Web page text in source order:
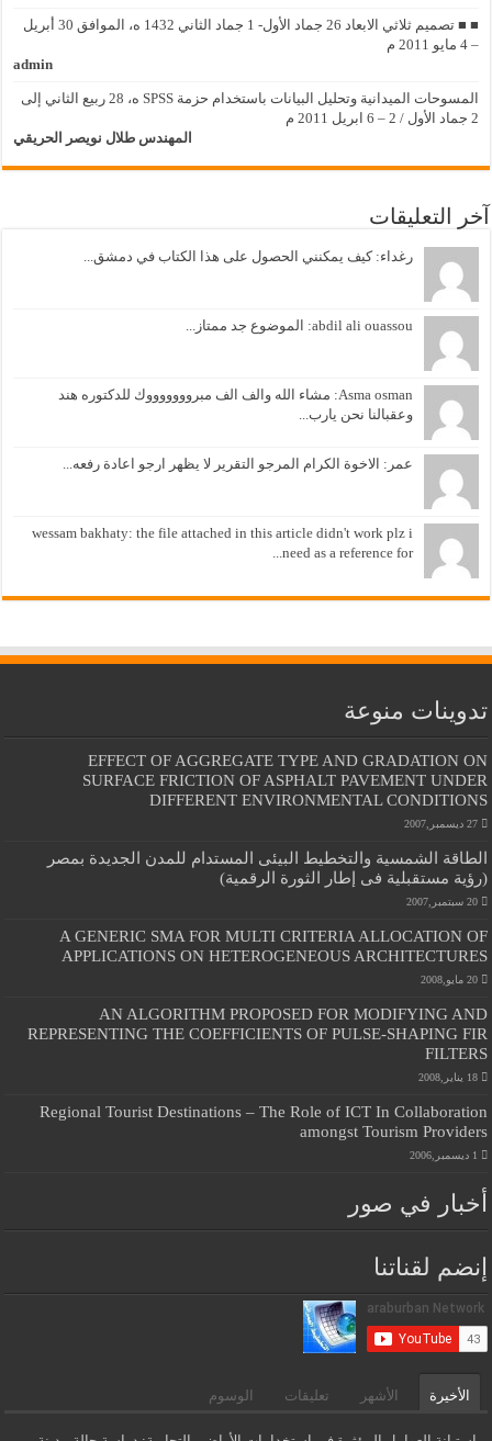
■ ■ تصميم ثلاثي الابعاد 26 جماد الأول- 1 جماد الثاني 1432 ه، الموافق 30 أبريل
– 4 مايو 2011 م
admin
المسوحات الميدانية وتحليل البيانات باستخدام حزمة SPSS ه، 28 ربيع الثاني إلى
2 جماد الأول / 2 – 6 ابريل 2011 م
المهندس طلال نويصر الحريقي
آخر التعليقات
رغداء: كيف يمكنني الحصول على هذا الكتاب في دمشق...
abdil ali ouassou: الموضوع جد ممتاز...
Asma osman: مشاء الله والف الف مبروووووووك للدكتوره هند
وعقبالنا نحن يارب...
عمر: الاخوة الكرام المرجو التقرير لا يظهر ارجو اعادة رفعه...
wessam bakhaty: the file attached in this article didn't work plz i
need as a reference for...
تدوينات منوعة
EFFECT OF AGGREGATE TYPE AND GRADATION ON
SURFACE FRICTION OF ASPHALT PAVEMENT UNDER
DIFFERENT ENVIRONMENTAL CONDITIONS
27 ديسمبر,2007
الطاقة الشمسية والتخطيط البيئى المستدام للمدن الجديدة بمصر
(رؤية مستقبلية فى إطار الثورة الرقمية)
20 سبتمبر,2007
A GENERIC SMA FOR MULTI CRITERIA ALLOCATION OF
APPLICATIONS ON HETEROGENEOUS ARCHITECTURES
20 مايو,2008
AN ALGORITHM PROPOSED FOR MODIFYING AND
REPRESENTING THE COEFFICIENTS OF PULSE-SHAPING FIR
FILTERS
18 يناير,2008
Regional Tourist Destinations – The Role of ICT In Collaboration
amongst Tourism Providers
1 ديسمبر,2006
أخبار في صور
إنضم لقناتنا
الأخيرة الأشهر تعليقات الوسوم